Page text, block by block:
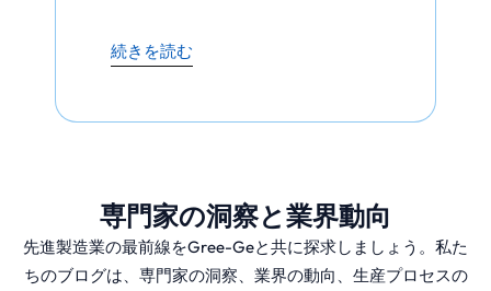
業界で広く採用されています。
提供し、トップクラスのダイカス
トサービスを提供しています。
続きを読む
専門家の洞察と業界動向
先進製造業の最前線をGree-Geと共に探求しましょう。私た
ちのブログは、専門家の洞察、業界の動向、生産プロセスの